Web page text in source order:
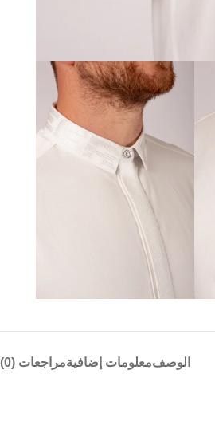
الوصفمعلومات إضافيةمراجعات (0)